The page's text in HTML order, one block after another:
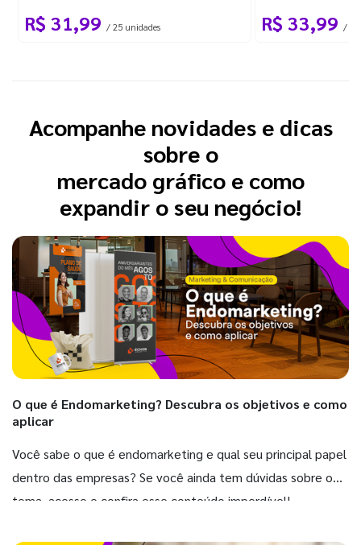
R$ 31,99 / 25 unidades R$ 33,99 / 10
Acompanhe novidades e dicas
sobre o
mercado gráfico e como
expandir o seu negócio!
O que é Endomarketing? Descubra os objetivos e como
aplicar
Você sabe o que é endomarketing e qual seu principal papel
dentro das empresas? Se você ainda tem dúvidas sobre o
tema, acesse e confira esse conteúdo imperdível!